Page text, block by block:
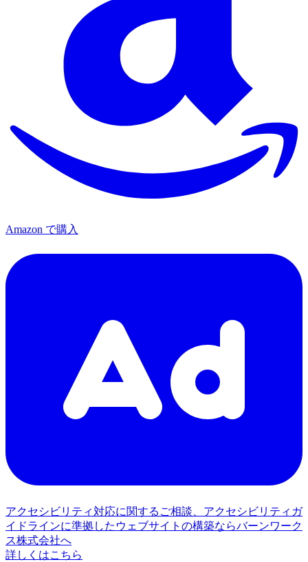
Amazon で購入
アクセシビリティ対応に関するご相談、アクセシビリティガ
イドラインに準拠したウェブサイトの構築ならバーンワーク
ス株式会社へ
詳しくはこちら